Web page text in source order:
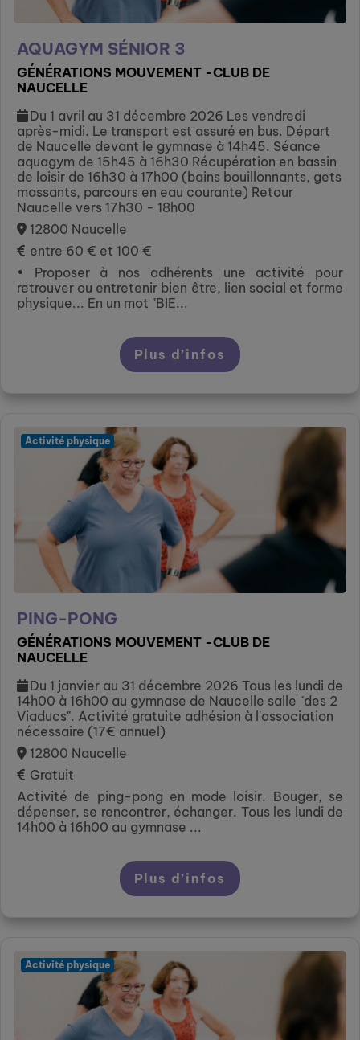
AQUAGYM SÉNIOR 3
GÉNÉRATIONS MOUVEMENT -CLUB DE
NAUCELLE
Du 1 avril au 31 décembre 2026 Les vendredi
après-midi. Le transport est assuré en bus. Départ
de Naucelle devant le gymnase à 14h45. Séance
aquagym de 15h45 à 16h30 Récupération en bassin
de loisir de 16h30 à 17h00 (bains bouillonnants, gets
massants, parcours en eau courante) Retour
Naucelle vers 17h30 - 18h00
12800 Naucelle
entre 60 € et 100 €
• Proposer à nos adhérents une activité pour
retrouver ou entretenir bien être, lien social et forme
physique... En un mot "BIE...
Plus d’infos
Activité physique
PING-PONG
GÉNÉRATIONS MOUVEMENT -CLUB DE
NAUCELLE
Du 1 janvier au 31 décembre 2026 Tous les lundi de
14h00 à 16h00 au gymnase de Naucelle salle "des 2
Viaducs". Activité gratuite adhésion à l'association
nécessaire (17€ annuel)
12800 Naucelle
Gratuit
Activité de ping-pong en mode loisir. Bouger, se
dépenser, se rencontrer, échanger. Tous les lundi de
14h00 à 16h00 au gymnase ...
Plus d’infos
Activité physique